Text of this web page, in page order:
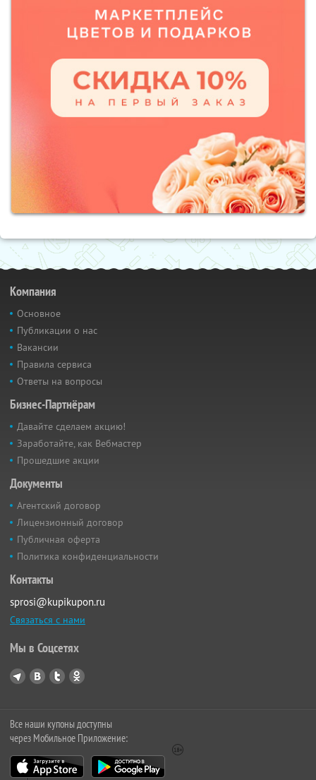
Компания
Основное
Публикации о нас
Вакансии
Правила сервиса
Ответы на вопросы
Бизнес-Партнёрам
Давайте сделаем акцию!
Заработайте, как Вебмастер
Прошедшие акции
Документы
Агентский договор
Лицензионный договор
Публичная оферта
Политика конфиденциальности
Контакты
sprosi@kupikupon.ru
Связаться с нами
Мы в Соцсетях
Все наши купоны доступны
через Мобильное Приложение: